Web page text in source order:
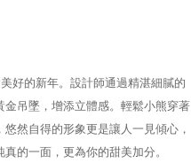
好的新年。設計師通過精湛細膩的
吊墜，增添立體感。輕鬆小熊穿著
然自得的形象更是讓人一見傾心，
的一面，更為你的甜美加分。